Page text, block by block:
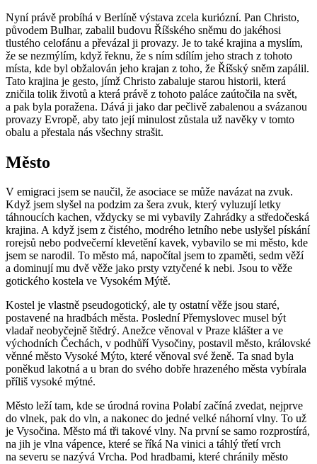
Nyní právě probíhá v Berlíně výstava zcela kuriózní. Pan Christo,
původem Bulhar, zabalil budovu Říšského sněmu do jakéhosi
tlustého celofánu a převázal ji provazy. Je to také krajina a myslím,
že se nezmýlím, když řeknu, že s ním sdílím jeho strach z tohoto
místa, kde byl obžalován jeho krajan z toho, že Říšský sněm zapálil.
Tato krajina je gesto, jímž Christo zabaluje starou historii, která
zničila tolik životů a která právě z tohoto paláce zaútočila na svět,
a pak byla poražena. Dává ji jako dar pečlivě zabalenou a svázanou
provazy Evropě, aby tato její minulost zůstala už navěky v tomto
obalu a přestala nás všechny strašit.
Město
V emigraci jsem se naučil, že asociace se může navázat na zvuk.
Když jsem slyšel na podzim za šera zvuk, který vyluzují letky
táhnoucích kachen, vždycky se mi vybavily Zahrádky a středočeská
krajina. A když jsem z čistého, modrého letního nebe uslyšel pískání
rorejsů nebo podvečerní klevetění kavek, vybavilo se mi město, kde
jsem se narodil. To město má, napočítal jsem to zpaměti, sedm věží
a dominují mu dvě věže jako prsty vztyčené k nebi. Jsou to věže
gotického kostela ve Vysokém Mýtě.
Kostel je vlastně pseudogotický, ale ty ostatní věže jsou staré,
postavené na hradbách města. Poslední Přemyslovec musel být
vladař neobyčejně štědrý. Anežce věnoval v Praze klášter a ve
východních Čechách, v podhůří Vysočiny, postavil město, královské
věnné město Vysoké Mýto, které věnoval své ženě. Ta snad byla
poněkud lakotná a u bran do svého dobře hrazeného města vybírala
příliš vysoké mýtné.
Město leží tam, kde se úrodná rovina Polabí začíná zvedat, nejprve
do vlnek, pak do vln, a nakonec do jedné velké náhorní vlny. To už
je Vysočina. Město má tři takové vlny. Na první se samo rozprostírá,
na jih je vlna vápence, které se říká Na vinici a táhlý třetí vrch
na severu se nazývá Vrcha. Pod hradbami, které chránily město